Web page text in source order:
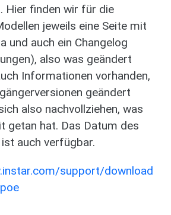
Hier finden wir für die
jeweils eine Seite mit
und auch ein Changelog
also was geändert
Informationen vorhanden,
geändert
also nachvollziehen, was
getan hat. Das Datum des
auch verfügbar.
support/download